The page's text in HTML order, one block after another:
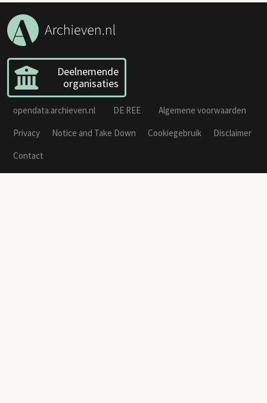
Deelnemende
organisaties
opendata.archieven.nl DE REE
Algemene voorwaarden
Privacy
Notice and Take Down Cookiegebruik
Disclaimer
Contact